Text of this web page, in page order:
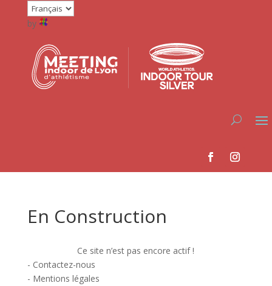
by
En Construction
Ce site n’est pas encore actif !
- Contactez-nous
- Mentions légales